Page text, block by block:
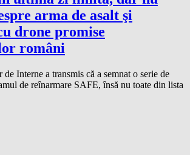
arma de asalt şi
drone promise
români
Interne a transmis că a semnat o serie de
de reînarmare SAFE, însă nu toate din lista